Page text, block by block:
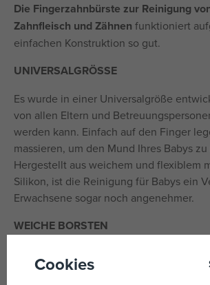
Die Fingerzahnbürste zur Reinigung
Zahnfleisch und Zähnen funktioniert
einfachen Konstruktion so gut.
UNIVERSALGRÖSSE
Es wurde in einer Universalgröße
von allen Eltern und
werden kann. Einfach auf den Finger
massieren, um den Mund Ihres Babys
Hergestellt aus weichem und flexiblem
Silikon, ist die Reinigung für Babys ein
Erwachsene sogar noch angenehmer.
WEICHE BORSTEN
von Kleinkindern entwickelt. Wenn Ihr
Cookies